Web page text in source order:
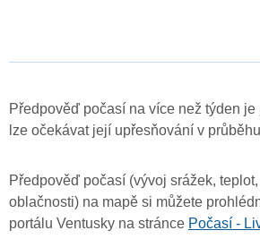
Předpověď počasí na více než týden
lze očekávat její upřesňování v
Předpověď počasí (vývoj srážek,
oblačnosti) na mapě si můžete
portálu Ventusky na stránce Počasí -